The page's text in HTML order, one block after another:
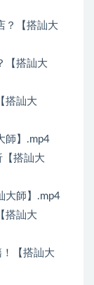
？【搭訕大
【搭訕大
搭訕大
師】.mp4
【搭訕大
大師】.mp4
搭訕大
【搭訕大